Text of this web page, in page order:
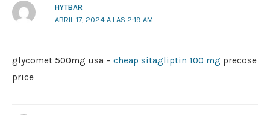
HYTBAR
ABRIL 17, 2024 A LAS 2:19 AM
glycomet 500mg usa – cheap sitagliptin 100 mg precose
price